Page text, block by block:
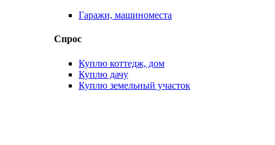
Гаражи, машиноместа
Спрос
Куплю коттедж, дом
Куплю дачу
Куплю земельный участок